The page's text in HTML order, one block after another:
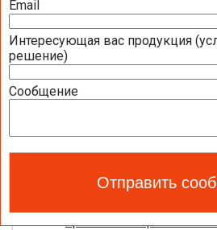
Email
Интересующая вас продукция
решение)
Сообщение
Приводы для воздушных
Полный обзор
вентиляции 2016 (17,5
Каталог
ВОЗДУШНЫХ ЗАСЛОНОК
противопожарных